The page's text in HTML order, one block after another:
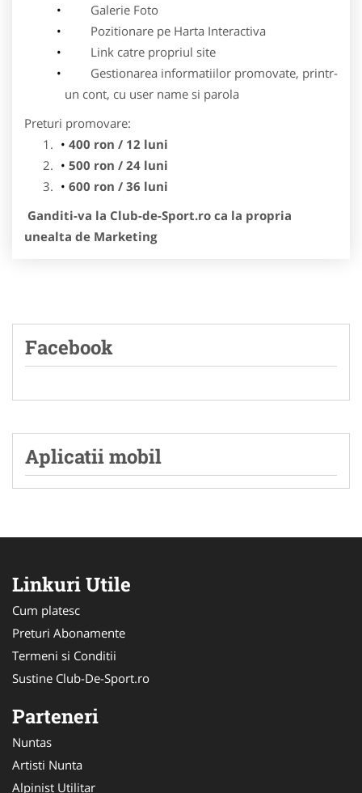
Galerie Foto
Pozitionare pe Harta Interactiva
Link catre propriul site
Gestionarea informatiilor promovate, printr-
un cont, cu user name si parola
Preturi promovare:
400 ron / 12 luni
500 ron / 24 luni
600 ron / 36 luni
Ganditi-va la Club-de-Sport.ro ca la propria
unealta de Marketing
Facebook
Aplicatii mobil
Linkuri Utile
Cum platesc
Preturi Abonamente
Termeni si Conditii
Sustine Club-De-Sport.ro
Parteneri
Nuntas
Artisti Nunta
Alpinist Utilitar